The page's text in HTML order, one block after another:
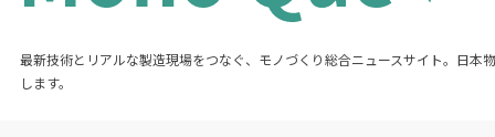
最新技術とリアルな製造現場をつなぐ、モノづくり総合ニュースサイト。日本
します。